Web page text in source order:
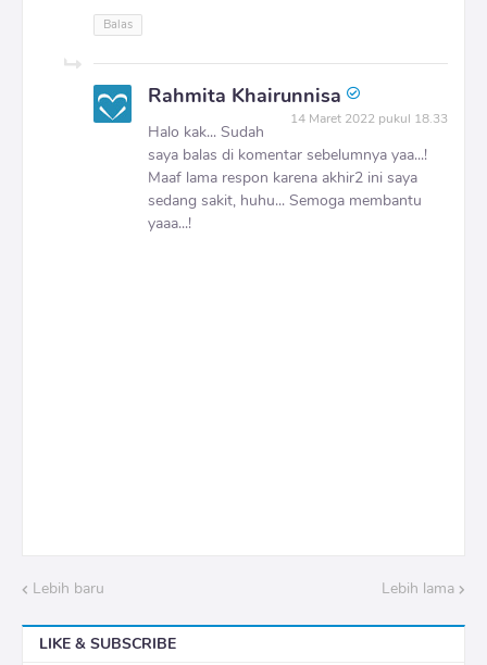
Balas
Rahmita Khairunnisa
14 Maret 2022 pukul 18.33
Halo kak... Sudah
saya balas di komentar sebelumnya yaa...!
Maaf lama respon karena akhir2 ini saya
sedang sakit, huhu... Semoga membantu
yaaa...!
Lebih baru Lebih lama
LIKE & SUBSCRIBE